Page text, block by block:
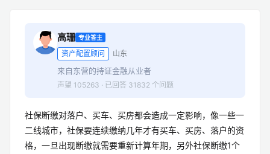
高珊 专业答主
资产配置顾问 山东
来自东营的持证金融从业者
声望 105263 · 已回答 31832 个问题
社保断缴对落户、买车、买房都会造成一定影响，像一些一
二线城市，社保要连续缴纳几年才有买车、买房、落户的资
格，一旦出现断缴就需要重新计算年期，另外社保断缴1个